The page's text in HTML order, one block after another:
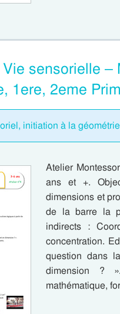
sensorielle
1ere, 2eme
initiation à la
Atelier
ans et +.
dimensions et
de la barre la
indirects :
concentration.
question dans
dimension ?
mathématique,